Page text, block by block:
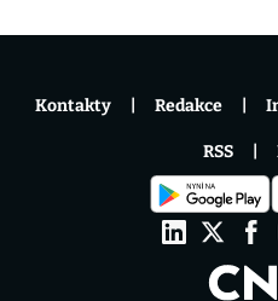
Kontakty Redakce
RSS